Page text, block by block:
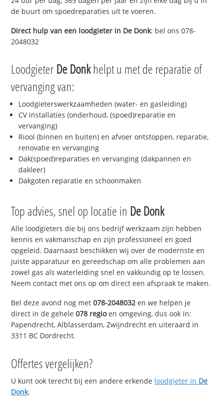
de buurt om spoedreparaties uit te voeren.
Direct hulp van een loodgieter in De Donk: bel ons 078-
2048032
Loodgieter De Donkhelpt u met de reparatie of
vervanging van:
Loodgieterswerkzaamheden (water- en gasleiding)
CV installaties (onderhoud, (spoed)reparatie en
vervanging)
Riool (binnen en buiten) en afvoer ontstoppen, reparatie,
renovatie en vervanging
Dak(spoed)reparaties en vervanging (dakpannen en
dakleer)
Dakgoten reparatie en schoonmaken
Top advies, snel op locatie in De Donk
Alle loodgieters die bij ons bedrijf werkzaam zijn hebben
kennis en vakmanschap en zijn professioneel en goed
opgeleid. Daarnaast beschikken wij over de modernste en
juiste apparatuur en gereedschap om alle problemen aan
zowel gas als waterleiding snel en vakkundig op te lossen.
Neem contact met ons op om direct een afspraak te maken.
Bel deze avond nog met078-2048032 en we helpen je
direct in de gehele078 regioen omgeving, dus ook in:
Papendrecht, Alblasserdam, Zwijndrecht en uiteraard in
3311 BC Dordrecht.
Offertes vergelijken?
U kunt ook terecht bij een andere erkende loodgieter in De
Donk.